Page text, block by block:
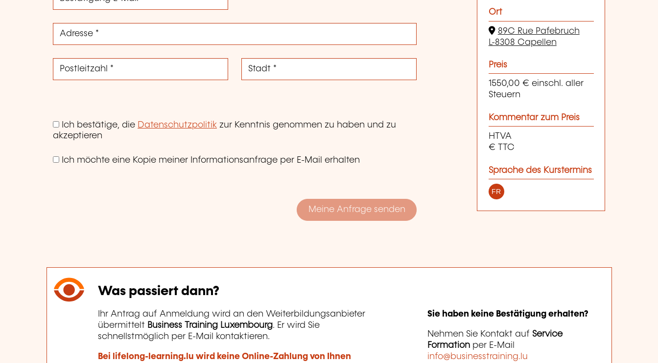
Ich bestätige, die Datenschutzpolitik zur Kenntnis genommen zu haben und zu
akzeptieren
Ich möchte eine Kopie meiner Informationsanfrage per E-Mail erhalten
Ort
89C Rue Pafebruch
L-8308 Capellen
Preis
1550,00 € einschl. aller
Steuern
Kommentar zum Preis
HTVA
€ TTC
Sprache des Kurstermins
FR
Was passiert dann?
Ihr Antrag auf Anmeldung wird an den Weiterbildungsanbieter
übermittelt Business Training Luxembourg. Er wird Sie
schnellstmöglich per E-Mail kontaktieren.
Bei lifelong-learning.lu wird keine Online-Zahlung von Ihnen
Sie haben keine Bestätigung erhalten?
Nehmen Sie Kontakt auf Service
Formationper E-Mail
info@businesstraining.lu